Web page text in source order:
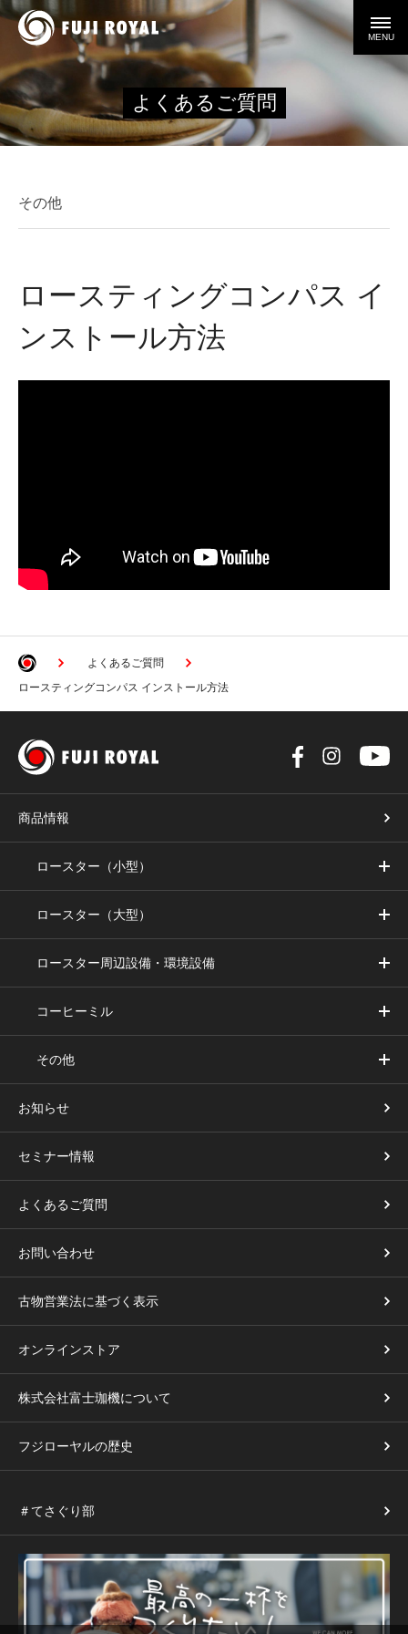
MENU
よくあるご質問
その他
ロースティングコンパス イ
ンストール方法
よくあるご質問
ロースティングコンパス インストール方法
商品情報
ロースター（小型）
ロースター（大型）
ロースター周辺設備・環境設備
コーヒーミル
その他
お知らせ
セミナー情報
よくあるご質問
お問い合わせ
古物営業法に基づく表示
オンラインストア
株式会社富士珈機について
フジローヤルの歴史
＃てさぐり部